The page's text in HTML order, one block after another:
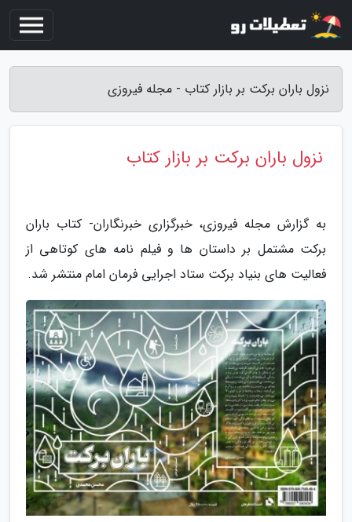
نزول باران برکت بر بازار کتاب - مجله فیروزی
نزول باران برکت بر بازار کتاب
به گزارش مجله فیروزی، خبرگزاری خبرنگاران- کتاب باران
برکت مشتمل بر داستان ها و فیلم نامه های کوتاهی از
فعالیت های بنیاد برکت ستاد اجرایی فرمان امام منتشر شد.